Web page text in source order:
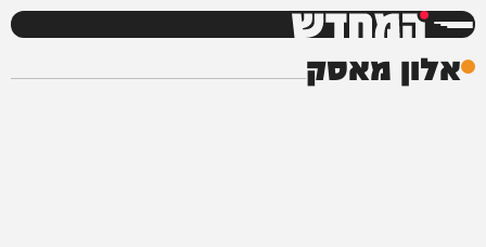
המחדש
אלון מאסק